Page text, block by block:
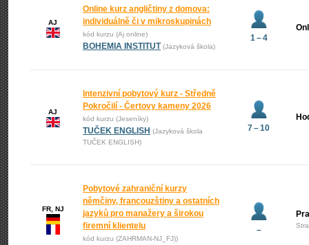
AJ
Online kurz angličtiny z domova:
individuálně či v mikroskupinách
kód kurzu (Aj online)
BOHEMIA INSTITUT (Jazyková škola)
1 – 4
AJ
Intenzivní pobytový kurz - Středně
Pokročilí - Čertovy kameny 2026
kód kurzu (Jeseníky)
TUČEK ENGLISH (Jazyková škola
TUČEK ENGLISH)
7 – 10
FR, NJ
Pobytové zahraniční kurzy
němčiny, francouzštiny a ostatních
jazyků pro manažery a širokou
firemní klientelu
kód kurzu (ZAHRMAN-NJ_FJ))
–